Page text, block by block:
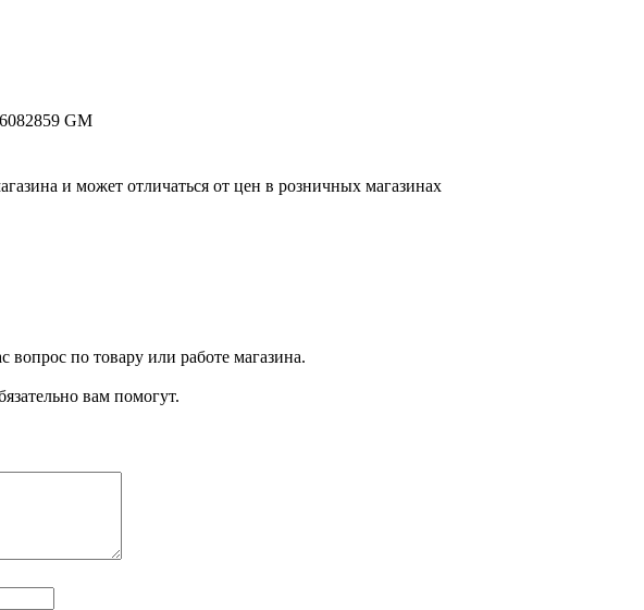
GM
и может отличаться от цен в розничных магазинах
по товару или работе магазина.
вам помогут.